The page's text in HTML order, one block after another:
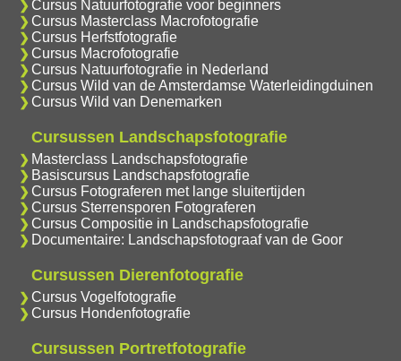
Cursus Natuurfotografie voor beginners
Cursus Masterclass Macrofotografie
Cursus Herfstfotografie
Cursus Macrofotografie
Cursus Natuurfotografie in Nederland
Cursus Wild van de Amsterdamse Waterleidingduinen
Cursus Wild van Denemarken
Cursussen Landschapsfotografie
Masterclass Landschapsfotografie
Basiscursus Landschapsfotografie
Cursus Fotograferen met lange sluitertijden
Cursus Sterrensporen Fotograferen
Cursus Compositie in Landschapsfotografie
Documentaire: Landschapsfotograaf van de Goor
Cursussen Dierenfotografie
Cursus Vogelfotografie
Cursus Hondenfotografie
Cursussen Portretfotografie